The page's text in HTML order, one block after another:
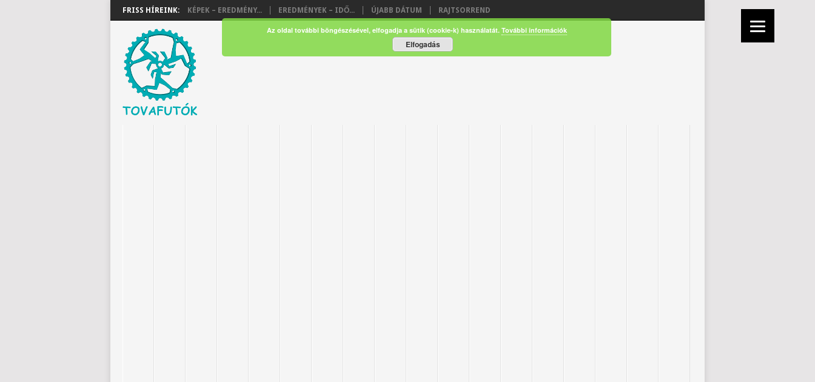
FRISS HÍREINK: KÉPEK – EREDMÉNY... EREDMÉNYEK – IDŐ... ÚJABB DÁTUM RAJTSORREND
Az oldal további böngészésével, elfogadja a sütik (cookie-k) használatát. További információk
Elfogadás